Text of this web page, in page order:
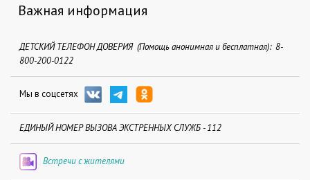
Важная информация
ДЕТСКИЙ ТЕЛЕФОН ДОВЕРИЯ (Помощь анонимная и бесплатная): 8-
800-200-0122
Мы в соцсетях
ЕДИНЫЙ НОМЕР ВЫЗОВА ЭКСТРЕННЫХ СЛУЖБ - 112
Встречи с жителями